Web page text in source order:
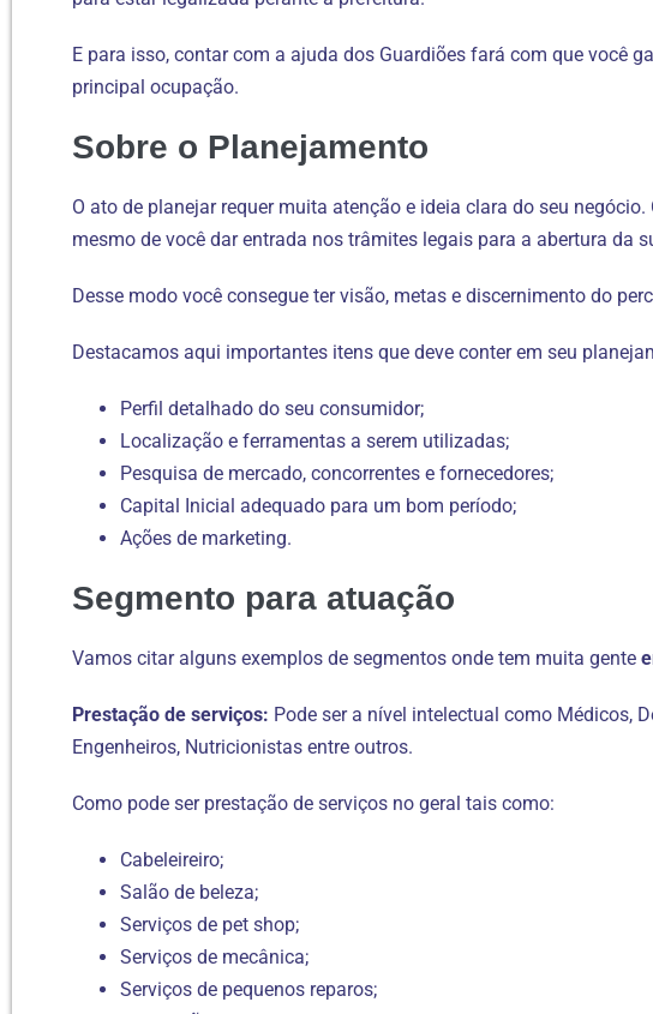
E para isso, contar com a ajuda dos Guardiões fará com que você
principal ocupação.
Sobre o Planejamento
O ato de planejar requer muita atenção e ideia clara do seu
mesmo de você dar entrada nos trâmites legais para a abertura da
Desse modo você consegue ter visão, metas e discernimento do
Destacamos aqui importantes itens que deve conter em seu
Perfil detalhado do seu consumidor;
Localização e ferramentas a serem utilizadas;
Pesquisa de mercado, concorrentes e fornecedores;
Capital Inicial adequado para um bom período;
Ações de marketing.
Segmento para atuação
Vamos citar alguns exemplos de segmentos onde tem muita gente
Prestação de serviços: Pode ser a nível intelectual como Médicos,
Engenheiros, Nutricionistas entre outros.
Como pode ser prestação de serviços no geral tais como:
Cabeleireiro;
Salão de beleza;
Serviços de pet shop;
Serviços de mecânica;
Serviços de pequenos reparos;